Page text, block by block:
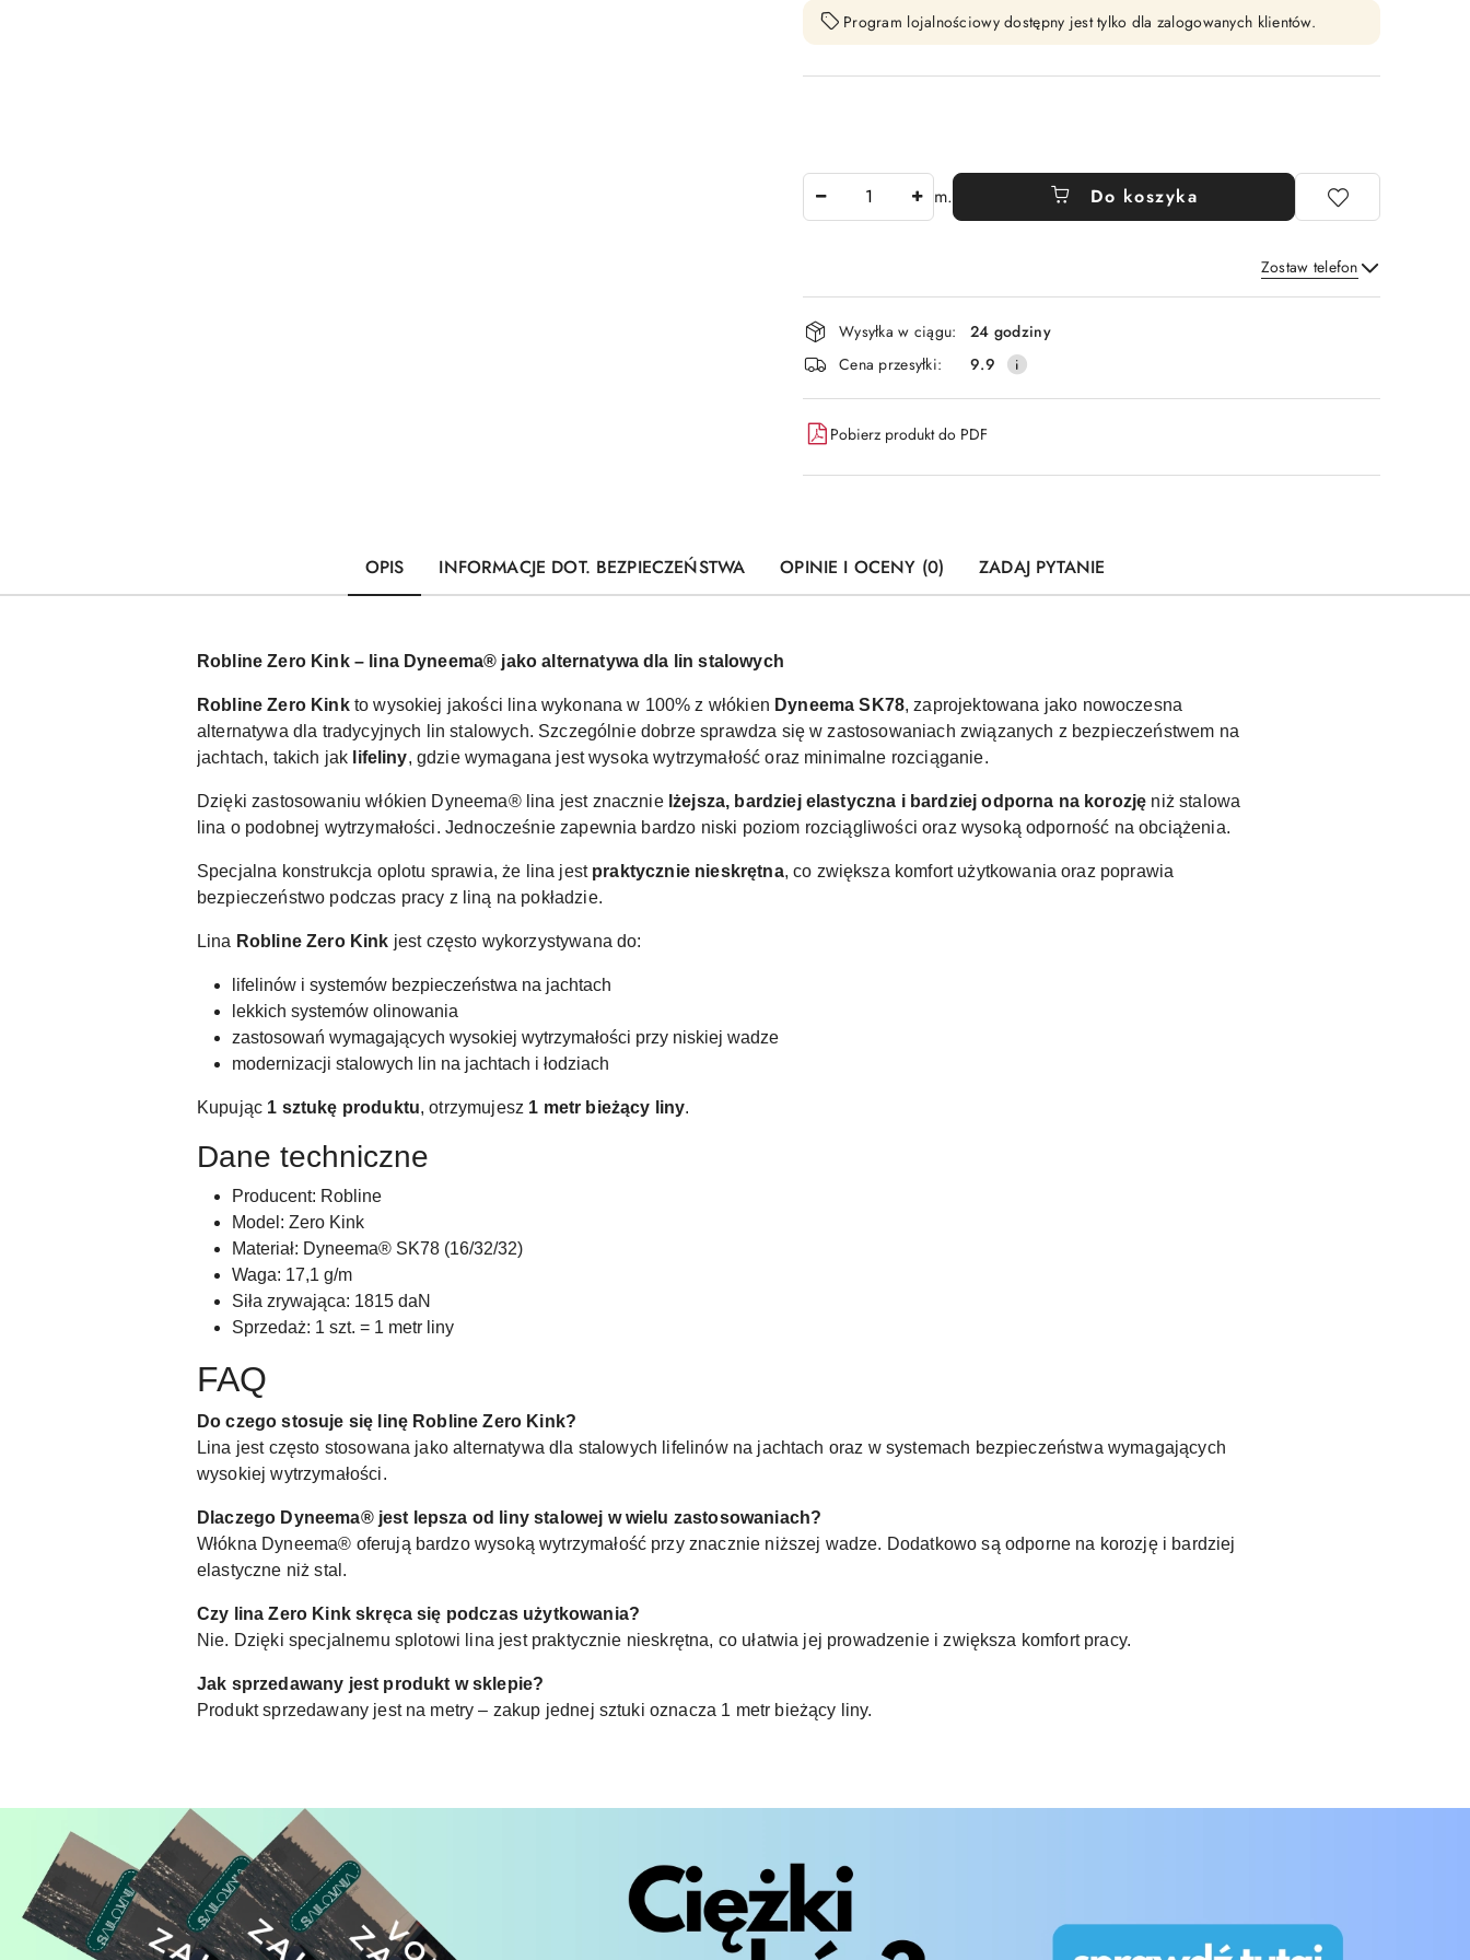
Program lojalnościowy dostępny jest tylko dla zalogowanych klientów.
m. Do koszyka
Zostaw telefon
Wyślij
Dostępność
i
dostawa
Wysyłka w ciągu:
24 godziny
Cena przesyłki:
9.9
Pobierz produkt do PDF
OPIS INFORMACJE DOT. BEZPIECZEŃSTWA OPINIE I OCENY (0) ZADAJ PYTANIE
Robline Zero Kink – lina Dyneema® jako alternatywa dla lin stalowych
Robline Zero Kinkto wysokiej jakości lina wykonana w 100% z włókien Dyneema SK78, zaprojektowana jako nowoczesna
alternatywa dla tradycyjnych lin stalowych. Szczególnie dobrze sprawdza się w zastosowaniach związanych z bezpieczeństwem na
jachtach, takich jak lifeliny, gdzie wymagana jest wysoka wytrzymałość oraz minimalne rozciąganie.
Dzięki zastosowaniu włókien Dyneema® lina jest znacznie lżejsza, bardziej elastyczna i bardziej odporna na korozję niż stalowa
lina o podobnej wytrzymałości. Jednocześnie zapewnia bardzo niski poziom rozciągliwości oraz wysoką odporność na obciążenia.
Specjalna konstrukcja oplotu sprawia, że lina jest praktycznie nieskrętna, co zwiększa komfort użytkowania oraz poprawia
bezpieczeństwo podczas pracy z liną na pokładzie.
Lina Robline Zero Kink jest często wykorzystywana do:
lifelinów i systemów bezpieczeństwa na jachtach
lekkich systemów olinowania
zastosowań wymagających wysokiej wytrzymałości przy niskiej wadze
modernizacji stalowych lin na jachtach i łodziach
Kupując 1 sztukę produktu, otrzymujesz 1 metr bieżący liny.
Dane techniczne
Producent: Robline
Model: Zero Kink
Materiał: Dyneema® SK78 (16/32/32)
Waga: 17,1 g/m
Siła zrywająca: 1815 daN
Sprzedaż: 1 szt. = 1 metr liny
FAQ
Do czego stosuje się linę Robline Zero Kink?
Lina jest często stosowana jako alternatywa dla stalowych lifelinów na jachtach oraz w systemach bezpieczeństwa wymagających
wysokiej wytrzymałości.
Dlaczego Dyneema® jest lepsza od liny stalowej w wielu zastosowaniach?
Włókna Dyneema® oferują bardzo wysoką wytrzymałość przy znacznie niższej wadze. Dodatkowo są odporne na korozję i bardziej
elastyczne niż stal.
Czy lina Zero Kink skręca się podczas użytkowania?
Nie. Dzięki specjalnemu splotowi lina jest praktycznie nieskrętna, co ułatwia jej prowadzenie i zwiększa komfort pracy.
Jak sprzedawany jest produkt w sklepie?
Produkt sprzedawany jest na metry – zakup jednej sztuki oznacza 1 metr bieżący liny.